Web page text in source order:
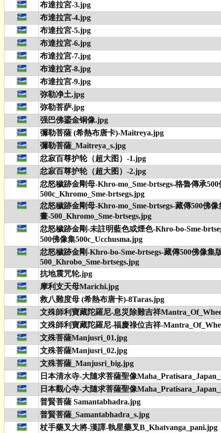
布達拉宮-3.jpg
布達拉宮-4.jpg
布達拉宮-5.jpg
布達拉宮-6.jpg
布達拉宮-7.jpg
布達拉宮-8.jpg
布達拉宮-9.jpg
弥勒净土.jpg
弥勒菩萨.jpg
强巴佛鎏金铜像.jpg
彌勒菩薩 (希熱布唐卡)-Maitreya.jpg
彌勒菩薩_Maitreya_s.jpg
忿寂百尊护轮（超大图）-1.jpg
忿寂百尊护轮（超大图）-2.jpg
忿怒穢跡金剛母-Khro-mo_Sme-brtsegs-格魯傳承500
500c_Khromo_Sme-brtsegs.jpg
忿怒穢跡金剛母-Khro-mo_Sme-brtsegs-藏傳500佛像
畫-500_Khromo_Sme-brtsegs.jpg
忿怒穢跡金剛-未註明藍色或煙色-Khro-bo-Sme-
500佛像集500c_Ucchusma.jpg
忿怒穢跡金剛-Khro-bo-Sme-brtsegs-藏傳500佛像集
500_Khrobo_Sme-brtsegs.jpg
抗地震咒轮.jpg
摩利支天母Marichi.jpg
救八難度母 (希熱布唐卡)-8Taras.jpg
文殊師利寶藏陀羅尼-息災除難吉祥
文殊師利寶藏陀羅尼-福慶祿位吉祥-
文殊菩薩Manjusri_01.jpg
文殊菩薩Manjusri_02.jpg
文殊菩薩_Manjusri_big.jpg
日本清水寺-大隨求菩薩聖像
日本觀心寺-大隨求菩薩聖像
普賢菩薩 Samantabhadra.jpg
普賢菩薩_Samantabhadra_s.jpg
杖手藥叉大將-漢譯-執星藥叉B_Khatvanga_pani.jpg